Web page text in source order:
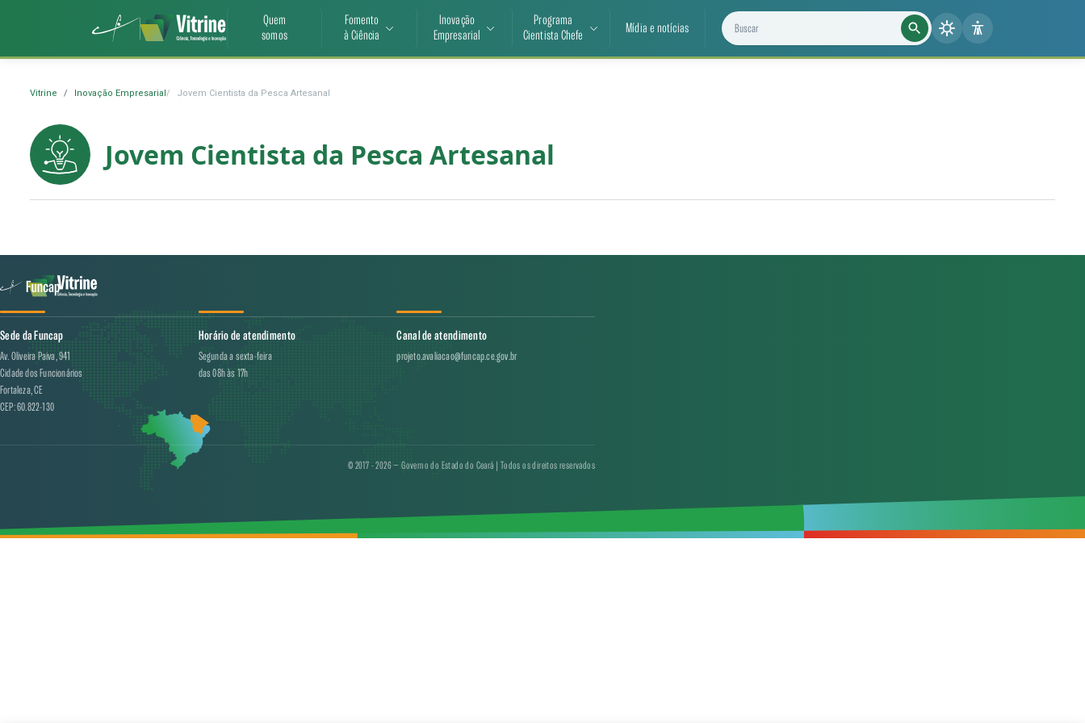
Quem
somos
Fomento
à Ciência
Inovação
Empresarial
Programa
Cientista Chefe
Mídia e notícias Buscar projetos, notícias e cientistas
Vitrine Inovação Empresarial Jovem Cientista da Pesca Artesanal
Jovem Cientista da Pesca Artesanal
Sede da Funcap
Av. Oliveira Paiva, 941
Cidade dos Funcionários
Fortaleza, CE
CEP: 60.822-130
Horário de atendimento
Segunda a sexta-feira
das 08h às 17h
Canal de atendimento
projeto.avaliacao@funcap.ce.gov.br
© 2017 - 2026 — Governo do Estado do Ceará | Todos os direitos reservados